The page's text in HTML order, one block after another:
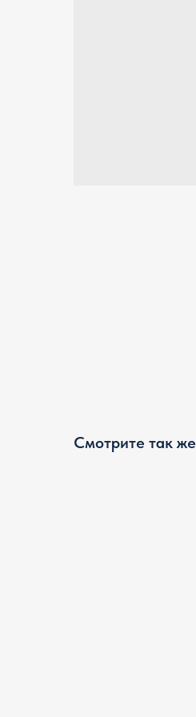
Смотрите так же